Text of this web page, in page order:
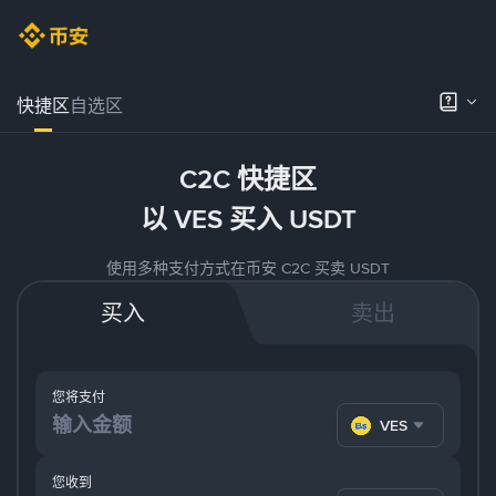
快捷区自选区
C2C 快捷区
以 VES 买入 USDT
使用多种支付方式在币安 C2C 买卖 USDT
买入 卖出
您将支付
VES
您收到